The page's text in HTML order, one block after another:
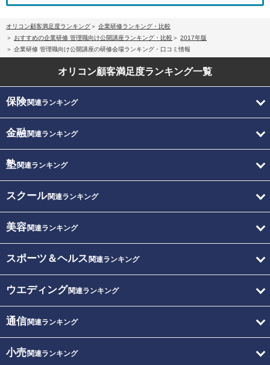
オリコン顧客満足度ランキング
企業研修ランキング・比較
おすすめの企業研修 管理職向け公開講座ランキング・比較
2017年版
企業研修 管理職向け公開講座の研修会場ランキング・口コミ情報
オリコン顧客満足度ランキング一覧
保険関連ランキング
金融関連ランキング
塾関連ランキング
スクール関連ランキング
美容関連ランキング
スポーツ＆ヘルス 関連ランキング
ウエディング関連ランキング
通信関連ランキング
小売関連ランキング